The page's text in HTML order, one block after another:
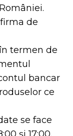
de
termen de
bancar
ce
se face